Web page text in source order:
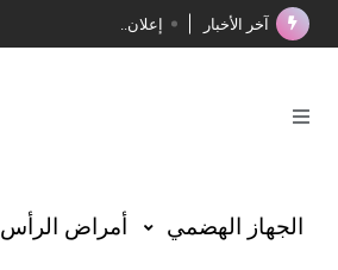
آخر الأخبار إعلان..
توصيات مجلس الإدارة الجهاز الهضمي أمراض الرأس